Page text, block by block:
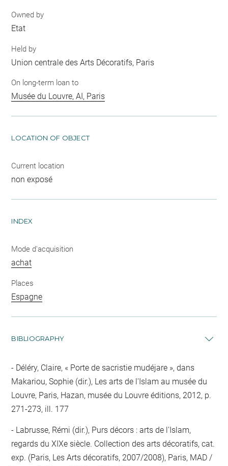
Owned by
Etat
Held by
Union centrale des Arts Décoratifs, Paris
On long-term loan to
Musée du Louvre, AI, Paris
LOCATION OF OBJECT
Current location
non exposé
INDEX
Mode d'acquisition
achat
Places
Espagne
BIBLIOGRAPHY
Déléry, Claire, « Porte de sacristie mudéjare », dans
Makariou, Sophie (dir.), Les arts de l'Islam au musée du
Louvre, Paris, Hazan, musée du Louvre éditions, 2012, p.
271-273, ill. 177
Labrusse, Rémi (dir.), Purs décors : arts de l'Islam,
regards du XIXe siècle. Collection des arts décoratifs, cat.
exp. (Paris, Les Arts décoratifs, 2007/2008), Paris, MAD /